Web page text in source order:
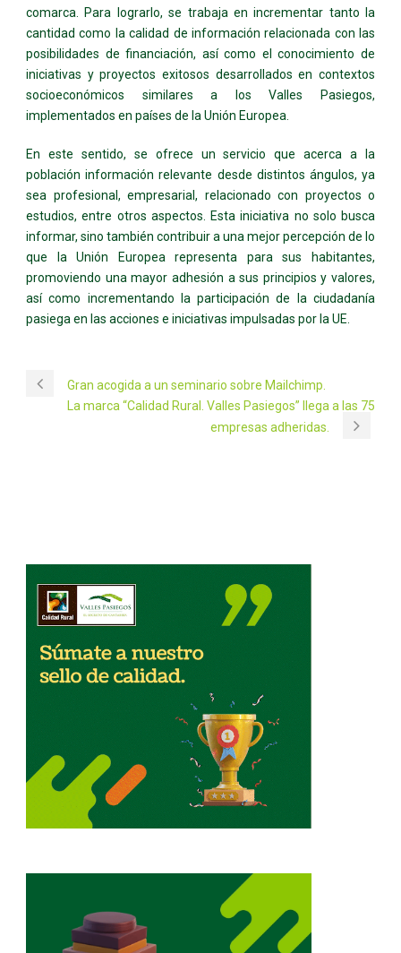
comarca. Para lograrlo, se trabaja en incrementar tanto la
cantidad como la calidad de información relacionada con las
posibilidades de financiación, así como el conocimiento de
iniciativas y proyectos exitosos desarrollados en contextos
socioeconómicos similares a los Valles Pasiegos,
implementados en países de la Unión Europea.
En este sentido, se ofrece un servicio que acerca a la
población información relevante desde distintos ángulos, ya
sea profesional, empresarial, relacionado con proyectos o
estudios, entre otros aspectos. Esta iniciativa no solo busca
informar, sino también contribuir a una mejor percepción de lo
que la Unión Europea representa para sus habitantes,
promoviendo una mayor adhesión a sus principios y valores,
así como incrementando la participación de la ciudadanía
pasiega en las acciones e iniciativas impulsadas por la UE.
Gran acogida a un seminario sobre Mailchimp.
La marca “Calidad Rural. Valles Pasiegos” llega a las 75
empresas adheridas.